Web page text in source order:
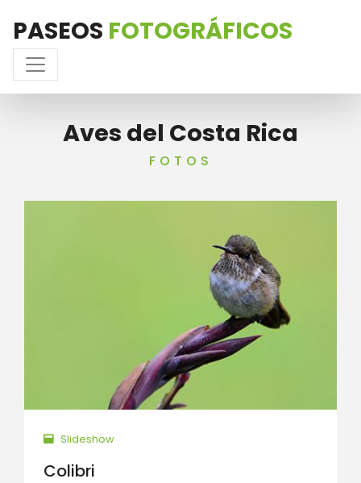
PASEOS FOTOGRÁFICOS
Aves del Costa Rica
FOTOS
Slideshow
Colibri